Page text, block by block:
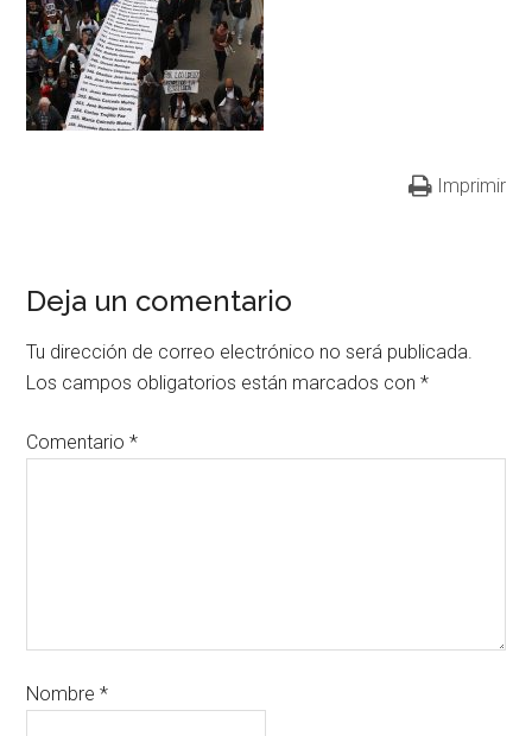
Imprimir
Deja un comentario
Tu dirección de correo electrónico no será publicada.
Los campos obligatorios están marcados con*
Comentario*
Nombre*